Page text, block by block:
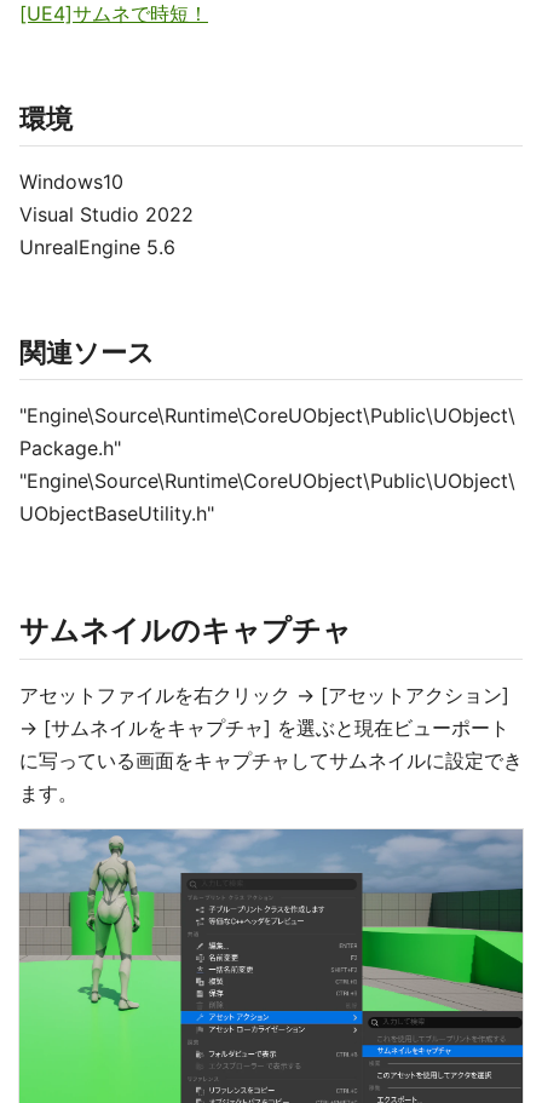
[UE4]サムネで時短！
環境
Windows10
Visual Studio 2022
UnrealEngine 5.6
関連ソース
"Engine\Source\Runtime\CoreUObject\Public\UObject\
Package.h"
"Engine\Source\Runtime\CoreUObject\Public\UObject\
UObjectBaseUtility.h"
サムネイルのキャプチャ
アセットファイルを右クリック -> [アセットアクション]
-> [サムネイルをキャプチャ] を選ぶと現在ビューポート
に写っている画面をキャプチャしてサムネイルに設定でき
ます。